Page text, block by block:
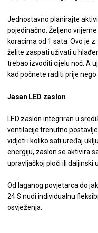
Jednostavno planirajte
pojedinačno. Željeno
koracima od 1 sata. Ovo je
želite zaspati uživati u
trebao izvoditi cijelu noć. A
kad počnete raditi prije
Jasan LED zaslon
LED zaslon integriran u
ventilacije trenutno
vidjeti i koliko sati uređaj
energiju, zaslon se aktivira
upravljačkoj ploči ili daljinski
Od laganog povjetarca do
24 S nudi individualnu
osvježenja.